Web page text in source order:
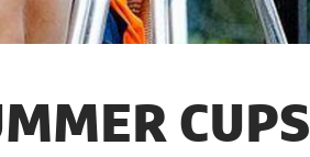
CUPS